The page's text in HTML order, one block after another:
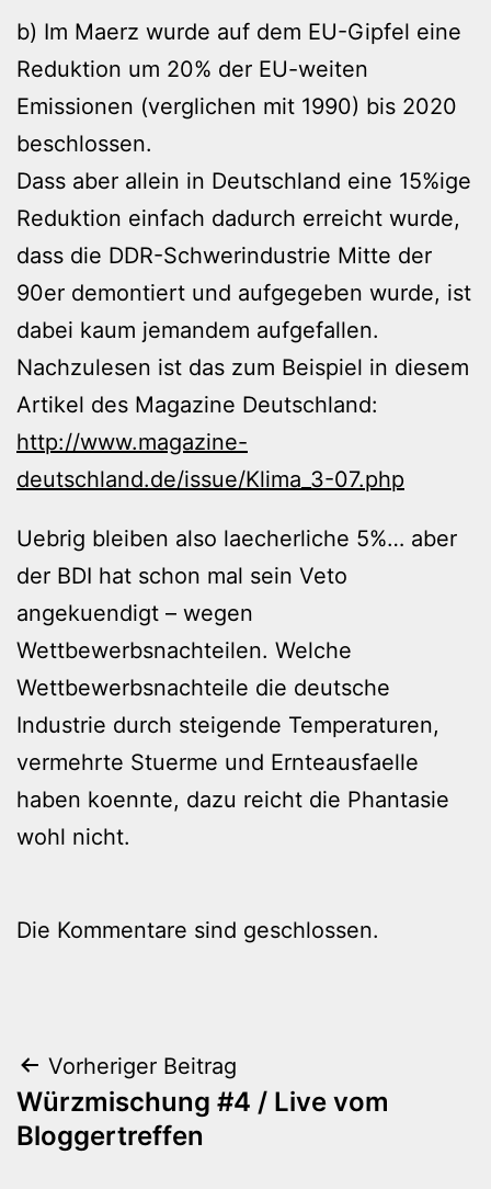
b) Im Maerz wurde auf dem EU-Gipfel eine
Reduktion um 20% der EU-weiten
Emissionen (verglichen mit 1990) bis 2020
beschlossen.
Dass aber allein in Deutschland eine 15%ige
Reduktion einfach dadurch erreicht wurde,
dass die DDR-Schwerindustrie Mitte der
90er demontiert und aufgegeben wurde, ist
dabei kaum jemandem aufgefallen.
Nachzulesen ist das zum Beispiel in diesem
Artikel des Magazine Deutschland:
http://www.magazine-
deutschland.de/issue/Klima_3-07.php
Uebrig bleiben also laecherliche 5%… aber
der BDI hat schon mal sein Veto
angekuendigt – wegen
Wettbewerbsnachteilen. Welche
Wettbewerbsnachteile die deutsche
Industrie durch steigende Temperaturen,
vermehrte Stuerme und Ernteausfaelle
haben koennte, dazu reicht die Phantasie
wohl nicht.
Die Kommentare sind geschlossen.
Beitragsnavigation
Vorheriger Beitrag
Würzmischung #4 / Live vom
Bloggertreffen